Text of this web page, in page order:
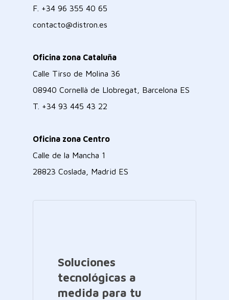
F. +34 96 355 40 65
contacto@distron.es
Oficina zona Cataluña
Calle Tirso de Molina 36
08940 Cornellà de Llobregat, Barcelona ES
T. +34 93 445 43 22
Oficina zona Centro
Calle de la Mancha 1
28823 Coslada, Madrid ES
Soluciones
tecnológicas a
medida para tu